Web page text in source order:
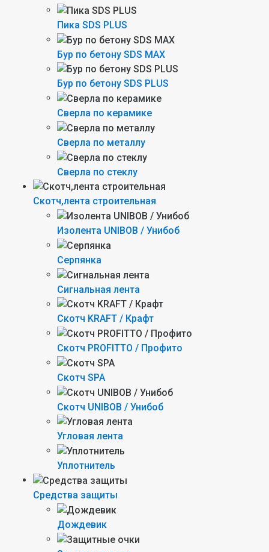
Пика SDS PLUS
Бур по бетону SDS MAX
Бур по бетону SDS PLUS
Сверла по керамике
Сверла по металлу
Сверла по стеклу
Скотч,лента строительная
Изолента UNIBOB / Унибоб
Серпянка
Сигнальная лента
Скотч KRAFT / Крафт
Скотч PROFITTO / Профито
Скотч SPA
Скотч UNIBOB / Унибоб
Угловая лента
Уплотнитель
Средства защиты
Дождевик